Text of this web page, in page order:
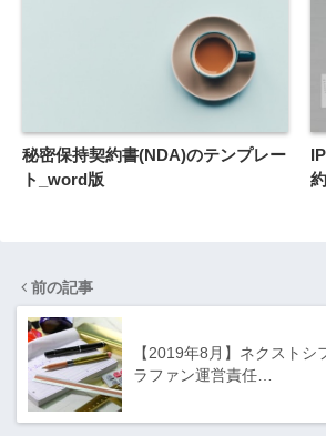
秘密保持契約書(NDA)のテンプレー
ト_word版
前の記事
【2019年8月】ネクストシ
ラファン運営責任…